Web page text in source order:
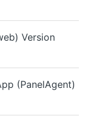
Version
(PanelAgent)